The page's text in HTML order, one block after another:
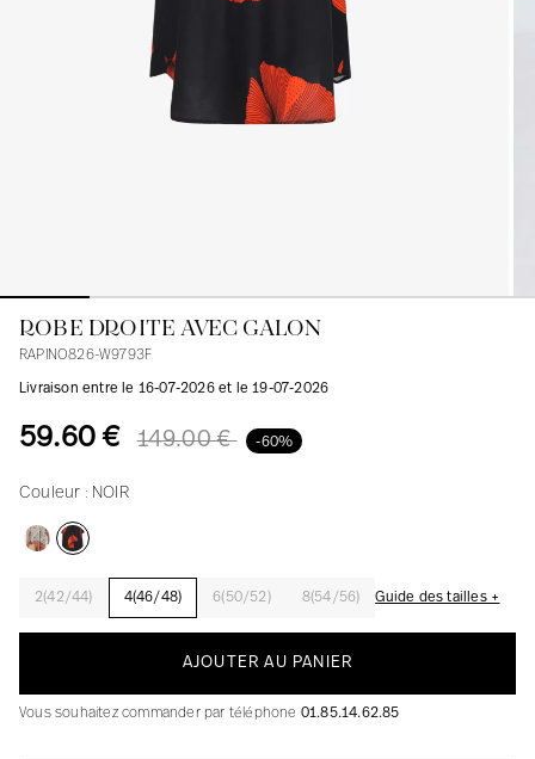
Blazers, Vestes
Pulls
Blazers, Vestes
Manteaux
Accessoires
La création avec audace et passion
ROBE DROITE AVEC GALON
RAPINO826-W9793F
Livraison entre le 16-07-2026 et le 19-07-2026
59.60 € 149.00 € -60%
Couleur : NOIR
2(42/44) 4(46/48) 6(50/52) 8(54/56) Guide des tailles +
AJOUTER AU PANIER
Vous souhaitez commander par téléphone 01.85.14.62.85